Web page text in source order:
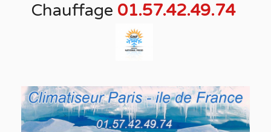
Chauffage 01.57.42.49.74